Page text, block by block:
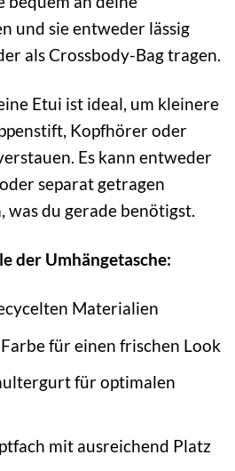
und sie entweder lässig
als Crossbody-Bag tragen.
Etui ist ideal, um kleinere
Kopfhörer oder
Es kann entweder
separat getragen
was du gerade benötigst.
der Umhängetasche:
Materialien
für einen frischen Look
für optimalen
mit ausreichend Platz